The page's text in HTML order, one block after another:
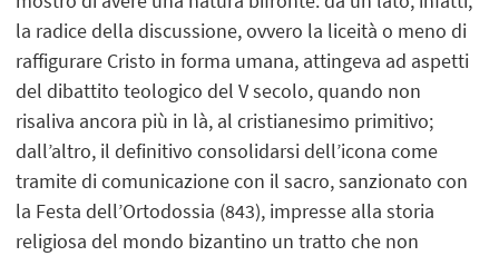
la radice della discussione, ovvero la liceità o meno di
raffigurare Cristo in forma umana, attingeva ad aspetti
del dibattito teologico del V secolo, quando non
risaliva ancora più in là, al cristianesimo primitivo;
dall’altro, il definitivo consolidarsi dell’icona come
tramite di comunicazione con il sacro, sanzionato con
la Festa dell’Ortodossia (843), impresse alla storia
religiosa del mondo bizantino un tratto che non